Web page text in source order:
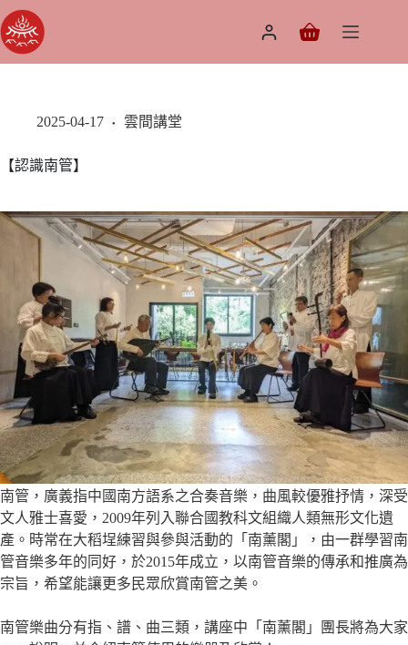
2025-04-17 雲間講堂
【認識南管】
南管，廣義指中國南方語系之合奏音樂，曲風較優雅抒情，深受
文人雅士喜愛，2009年列入聯合國教科文組織人類無形文化遺
產。時常在大稻埕練習與參與活動的「南薰閣」，由一群學習南
管音樂多年的同好，於2015年成立，以南管音樂的傳承和推廣為
宗旨，希望能讓更多民眾欣賞南管之美。
南管樂曲分有指、譜、曲三類，講座中「南薰閣」團長將為大家